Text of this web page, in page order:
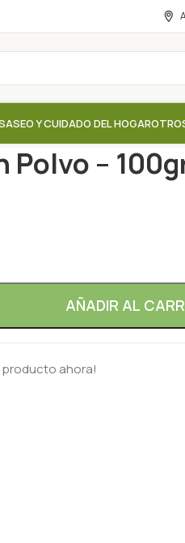
ASEO Y CUIDADO DEL HOGAR
Polvo –
AÑADIR AL
producto ahora!